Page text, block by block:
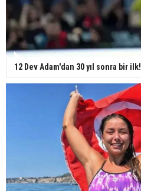
12 Dev Adam'dan 30 yıl sonra bir ilk!